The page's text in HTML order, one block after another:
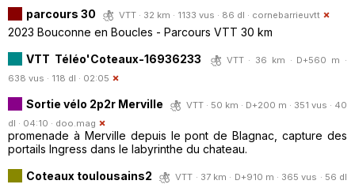
parcours 30
VTT · 32 km · 1133 vus · 86 dl · cornebarrieuvtt
2023 Bouconne en Boucles - Parcours VTT 30 km
VTT Téléo'Coteaux-16936233
VTT · 36 km · D+560 m ·
638 vus · 118 dl · 02:05
Sortie vélo 2p2r Merville
VTT · 50 km · D+200 m · 351 vus · 40
dl · 04:10 · doo.mag
promenade à Merville depuis le pont de Blagnac, capture des
portails Ingress dans le labyrinthe du chateau.
Coteaux toulousains2
VTT · 37 km · D+910 m · 365 vus · 56 dl